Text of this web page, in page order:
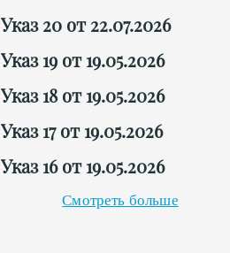
Указ 20 от 22.07.2026
Указ 19 от 19.05.2026
Указ 18 от 19.05.2026
Указ 17 от 19.05.2026
Указ 16 от 19.05.2026
Смотреть больше